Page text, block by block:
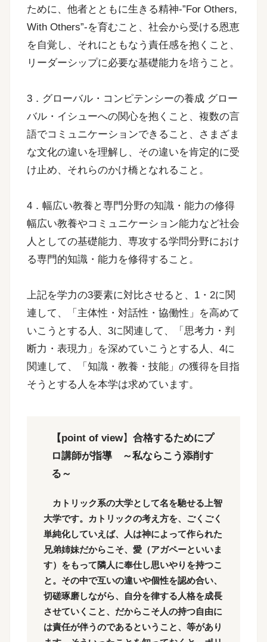
ために、他者とともに生きる精神-”For Others,
With Others”-を育むこと、社会から受ける恩恵
を自覚し、それにともなう責任感を抱くこと、
リーダーシップに必要な基礎能力を培うこと。
3．グローバル・コンピテンシーの養成 グロー
バル・イシューへの関心を抱くこと、複数の言
語でコミュニケーションできること、さまざま
な文化の違いを理解し、その違いを肯定的に受
け止め、それらのかけ橋となれること。
4．幅広い教養と専門分野の知識・能力の修得
幅広い教養やコミュニケーション能力など社会
人としての基礎能力、専攻する学問分野におけ
る専門的知識・能力を修得すること。
上記を学力の3要素に対比させると、1・2に関
連して、「主体性・対話性・協働性」を高めて
いこうとする人、3に関連して、「思考力・判
断力・表現力」を深めていこうとする人、4に
関連して、「知識・教養・技能」の獲得を目指
そうとする人を本学は求めています。
【point of view】合格するためにプ
ロ講師が指導 ～私ならこう添削す
る～
カトリック系の大学として名を馳せる上智
大学です。カトリックの考え方を、ごくごく
単純化していえば、人は神によって作られた
兄弟姉妹だからこそ、愛（アガペーといいま
す）をもって隣人に奉仕し思いやりを持つこ
と。その中で互いの違いや個性を認め合い、
切磋琢磨しながら、自分を律する人格を成長
させていくこと、だからこそ人の持つ自由に
は責任が伴うのであるということ、等があり